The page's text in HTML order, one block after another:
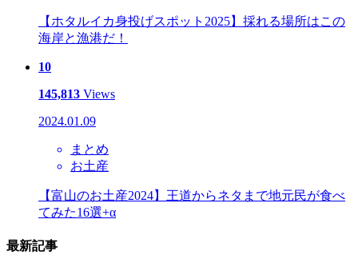
【ホタルイカ身投げスポット2025】採れる場所はこの
海岸と漁港だ！
10
145,813 Views
2024.01.09
まとめ
お土産
【富山のお土産2024】王道からネタまで地元民が食べ
てみた16選+α
最新記事